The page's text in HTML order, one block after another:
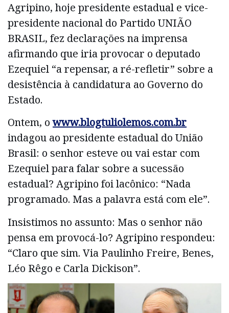
Agripino, hoje presidente estadual e vice-
presidente nacional do Partido UNIÃO
BRASIL, fez declarações na imprensa
afirmando que iria provocar o deputado
Ezequiel “a repensar, a ré-refletir” sobre a
desistência à candidatura ao Governo do
Estado.
Ontem, owww.blogtuliolemos.com.br
indagou ao presidente estadual do União
Brasil: o senhor esteve ou vai estar com
Ezequiel para falar sobre a sucessão
estadual? Agripino foi lacônico: “Nada
programado. Mas a palavra está com ele”.
Insistimos no assunto: Mas o senhor não
pensa em provocá-lo? Agripino respondeu:
“Claro que sim. Via Paulinho Freire, Benes,
Léo Rêgo e Carla Dickison”.